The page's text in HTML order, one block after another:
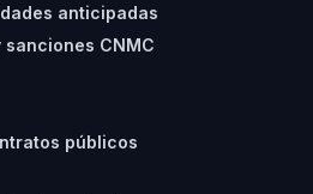
anticipadas
CNMC
públicos